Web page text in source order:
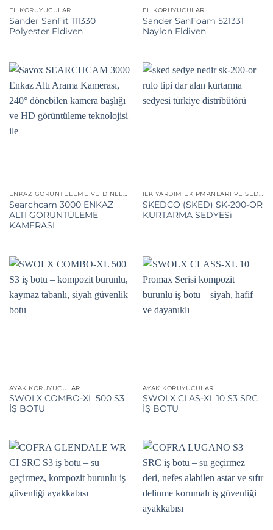
EL KORUYUCULAR
Sander SanFit 111330
Polyester Eldiven
EL KORUYUCULAR
Sander SanFoam 521331
Naylon Eldiven
ENKAZ GÖRÜNTÜLEME VE DINLEME CIHAZLARI
Searchcam 3000 ENKAZ
ALTI GÖRÜNTÜLEME
KAMERASI
İLK YARDIM EKIPMANLARI VE SEDYELER
SKEDCO (SKED) SK-200-OR
KURTARMA SEDYESi
AYAK KORUYUCULAR
SWOLX COMBO-XL 500 S3
İŞ BOTU
AYAK KORUYUCULAR
SWOLX CLAS-XL 10 S3 SRC
İŞ BOTU